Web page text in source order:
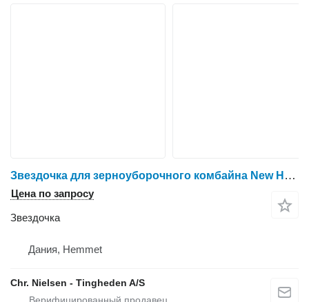
Звездочка для зерноуборочного комбайна New Holland TX66
Цена по запросу
Звездочка
Дания, Hemmet
Chr. Nielsen - Tingheden A/S